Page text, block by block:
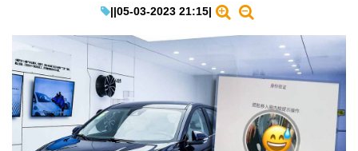
||05-03-2023 21:15|